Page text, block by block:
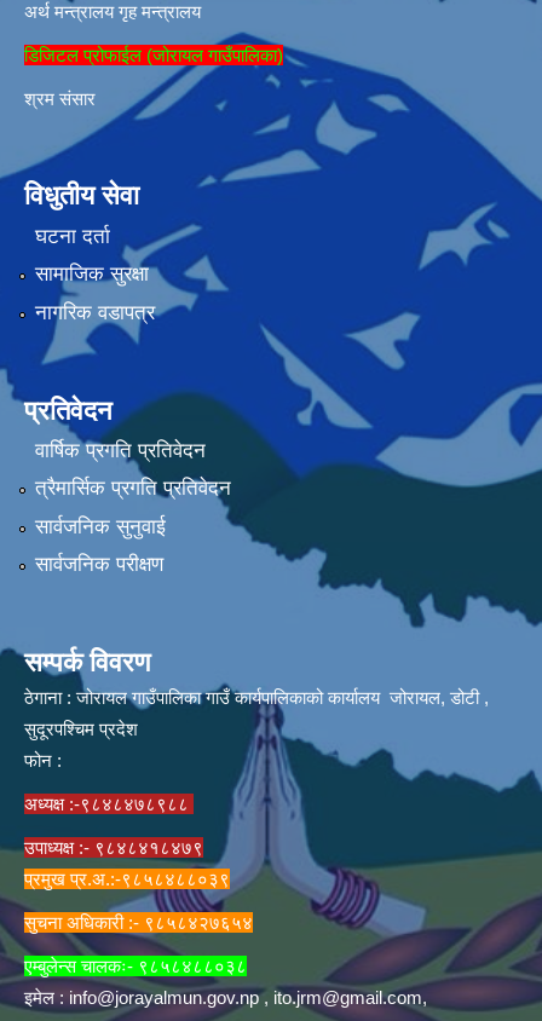
अर्थ मन्त्रालय गृह मन्त्रालय
डिजिटल प्रोफाईल (जोरायल गाउँपालिका)
श्रम संसार
विधुतीय सेवा
घटना दर्ता
सामाजिक सुरक्षा
नागरिक वडापत्र
प्रतिवेदन
वार्षिक प्रगति प्रतिवेदन
त्रैमार्सिक प्रगति प्रतिवेदन
सार्वजनिक सुनुवाई
सार्वजनिक परीक्षण
सम्पर्क विवरण
ठेगाना : जोरायल गाउँपालिका गाउँ कार्यपालिकाको कार्यालय जोरायल, डोटी ,
सुदूरपश्चिम प्रदेश
फोन :
अध्यक्ष :-९८४८४७८९८८
उपाध्यक्ष :- ९८४८४१८४७९
प्रमुख प्र.अ.:-९८५८४८८०३९
सुचना अधिकारी :- ९८५८४२७६५४
एम्बुलेन्स चालकः- ९८५८४८८०३८
इमेल : info@jorayalmun.gov.np, ito.jrm@gmail.com,